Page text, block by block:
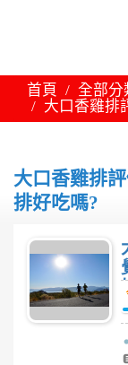
首頁 全部分
大口香雞排
大口香雞排
排好吃嗎?